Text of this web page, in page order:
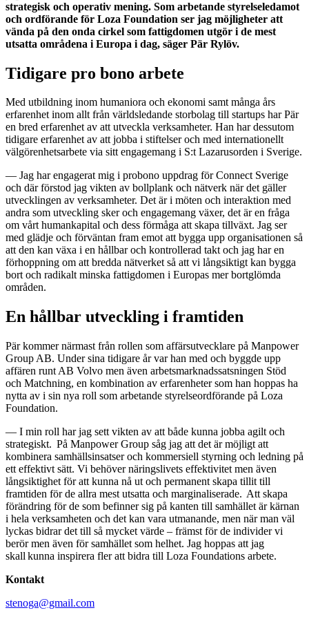
strategisk och operativ mening. Som arbetande styrelseledamot
och ordförande för Loza Foundation ser jag möjligheter att
vända på den onda cirkel som fattigdomen utgör i de mest
utsatta områdena i Europa i dag, säger Pär Rylöv.
Tidigare pro bono arbete
Med utbildning inom humaniora och ekonomi samt många års
erfarenhet inom allt från världsledande storbolag till startups har Pär
en bred erfarenhet av att utveckla verksamheter. Han har dessutom
tidigare erfarenhet av att jobba i stiftelser och med internationellt
välgörenhetsarbete via sitt engagemang i S:t Lazarusorden i Sverige.
— Jag har engagerat mig i probono uppdrag för Connect Sverige
och där förstod jag vikten av bollplank och nätverk när det gäller
utvecklingen av verksamheter. Det är i möten och interaktion med
andra som utveckling sker och engagemang växer, det är en fråga
om vårt humankapital och dess förmåga att skapa tillväxt. Jag ser
med glädje och förväntan fram emot att bygga upp organisationen så
att den kan växa i en hållbar och kontrollerad takt och jag har en
förhoppning om att bredda nätverket så att vi långsiktigt kan bygga
bort och radikalt minska fattigdomen i Europas mer bortglömda
områden.
En hållbar utveckling i framtiden
Pär kommer närmast från rollen som affärsutvecklare på Manpower
Group AB. Under sina tidigare år var han med och byggde upp
affären runt AB Volvo men även arbetsmarknadssatsningen Stöd
och Matchning, en kombination av erfarenheter som han hoppas ha
nytta av i sin nya roll som arbetande styrelseordförande på Loza
Foundation.
— I min roll har jag sett vikten av att både kunna jobba agilt och
strategiskt. På Manpower Group såg jag att det är möjligt att
kombinera samhällsinsatser och kommersiell styrning och ledning på
ett effektivt sätt. Vi behöver näringslivets effektivitet men även
långsiktighet för att kunna nå ut och permanent skapa tillit till
framtiden för de allra mest utsatta och marginaliserade. Att skapa
förändring för de som befinner sig på kanten till samhället är kärnan
i hela verksamheten och det kan vara utmanande, men när man väl
lyckas bidrar det till så mycket värde – främst för de individer vi
berör men även för samhället som helhet. Jag hoppas att jag
skall kunna inspirera fler att bidra till Loza Foundations arbete.
Kontakt
stenoga@gmail.com